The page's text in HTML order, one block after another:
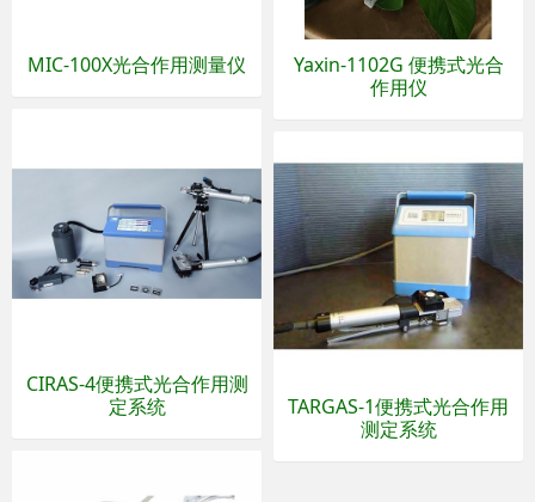
MIC-100X光合作用测量仪
Yaxin-1102G 便携式光合
作用仪
CIRAS-4便携式光合作用测
定系统
TARGAS-1便携式光合作用
测定系统